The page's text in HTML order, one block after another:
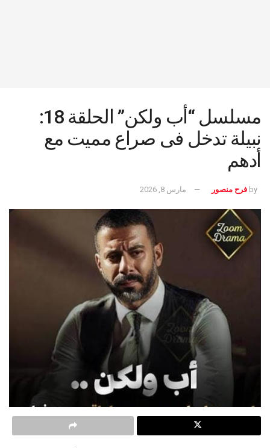
مسلسل “أب ولكن” الحلقة 18:
نبيلة تدخل فى صراع مميت مع
أدهم
by فرح منصور مارس 8, 2026